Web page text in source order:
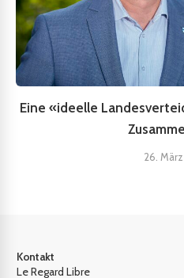
Eine «ideelle
26.
Kontakt
Le Regard Libre